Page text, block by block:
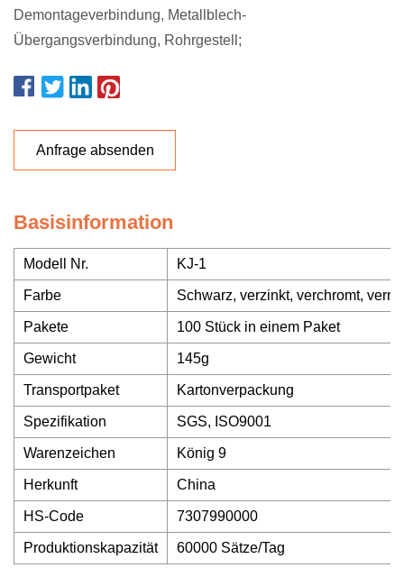
Demontageverbindung, Metallblech-
Übergangsverbindung, Rohrgestell;
Anfrage absenden
Basisinformation
Modell Nr. KJ-1
Farbe Schwarz, verzinkt, verchromt,
Pakete 100 Stück in einem Paket
Gewicht 145g
Transportpaket Kartonverpackung
Spezifikation SGS, ISO9001
Warenzeichen König 9
Herkunft China
HS-Code 7307990000
Produktionskapazität 60000 Sätze/Tag